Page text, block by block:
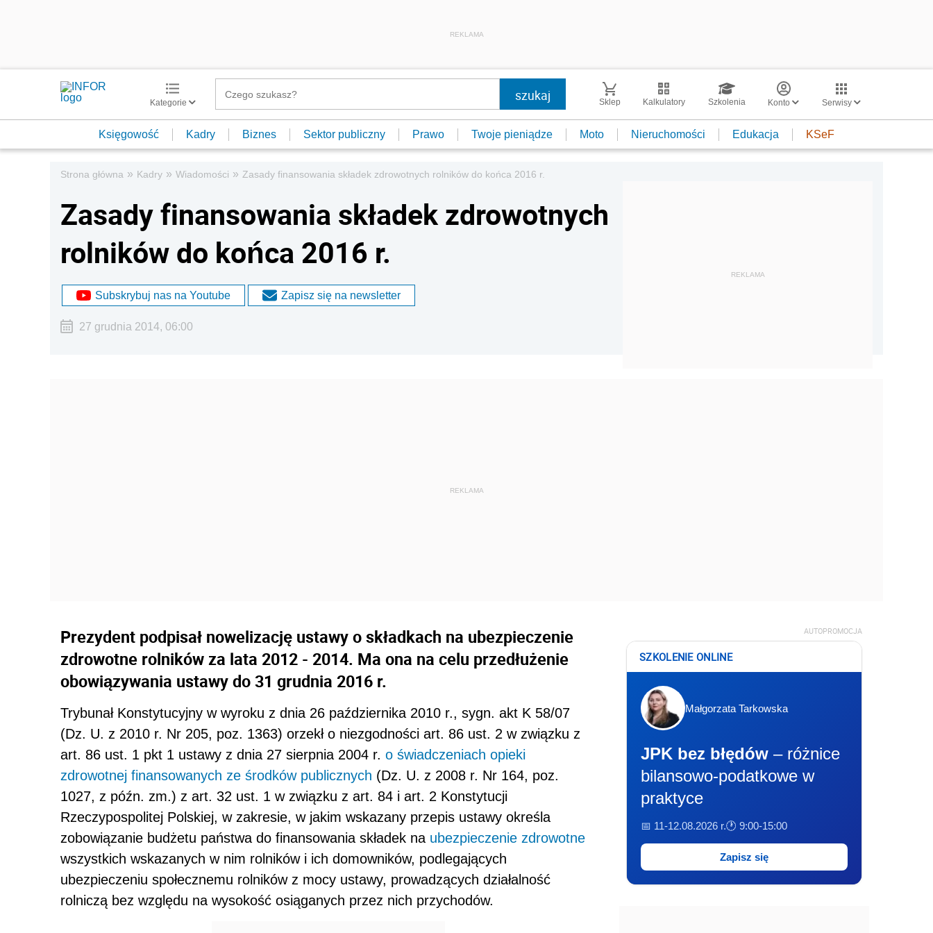
REKLAMA
Kategorie Sklep Kalkulatory Szkolenia Konto Serwisy
Księgowość Kadry Biznes Sektor publiczny Prawo Twoje pieniądze Moto Nieruchomości Edukacja KSeF
Strona główna » Kadry » Wiadomości » Zasady finansowania składek zdrowotnych rolników do końca 2016 r.
Zasady finansowania składek zdrowotnych
rolników do końca 2016 r.
Subskrybuj nas na Youtube Zapisz się na newsletter
27 grudnia 2014, 06:00
REKLAMA
Prezydent podpisał nowelizację ustawy o składkach na ubezpieczenie
zdrowotne rolników za lata 2012 - 2014. Ma ona na celu przedłużenie
obowiązywania ustawy do 31 grudnia 2016 r.
Trybunał Konstytucyjny w wyroku z dnia 26 października 2010 r., sygn. akt K 58/07
(Dz. U. z 2010 r. Nr 205, poz. 1363) orzekł o niezgodności art. 86 ust. 2 w związku z
art. 86 ust. 1 pkt 1 ustawy z dnia 27 sierpnia 2004 r. o świadczeniach opieki
zdrowotnej finansowanych ze środków publicznych (Dz. U. z 2008 r. Nr 164, poz.
1027, z późn. zm.) z art. 32 ust. 1 w związku z art. 84 i art. 2 Konstytucji
Rzeczypospolitej Polskiej, w zakresie, w jakim wskazany przepis ustawy określa
zobowiązanie budżetu państwa do finansowania składek na ubezpieczenie zdrowotne
wszystkich wskazanych w nim rolników i ich domowników, podlegających
ubezpieczeniu społecznemu rolników z mocy ustawy, prowadzących działalność
rolniczą bez względu na wysokość osiąganych przez nich przychodów.
AUTOPROMOCJA
SZKOLENIE ONLINE
Małgorzata Tarkowska
JPK bez błędów – różnice
bilansowo-podatkowe w
praktyce
📅 11-12.08.2026 r.🕐 9:00-15:00
Zapisz się